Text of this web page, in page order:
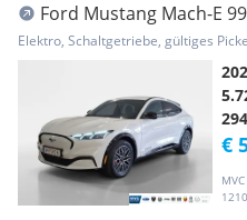
Ford Mustang Mach-E
Premium
Elektro, Schaltgetriebe, gültiges
294
€